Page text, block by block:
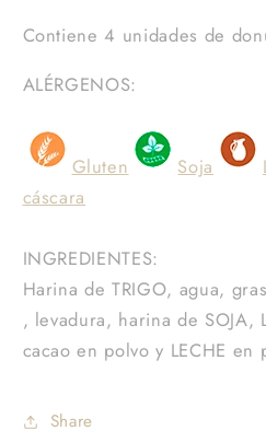
(4
(4
Contiene 4 unidades de
ALÉRGENOS:
Gluten Soja
cáscara
INGREDIENTES:
Harina de TRIGO, agua,
, levadura, harina de SOJA,
cacao en polvo y LECHE en
Share